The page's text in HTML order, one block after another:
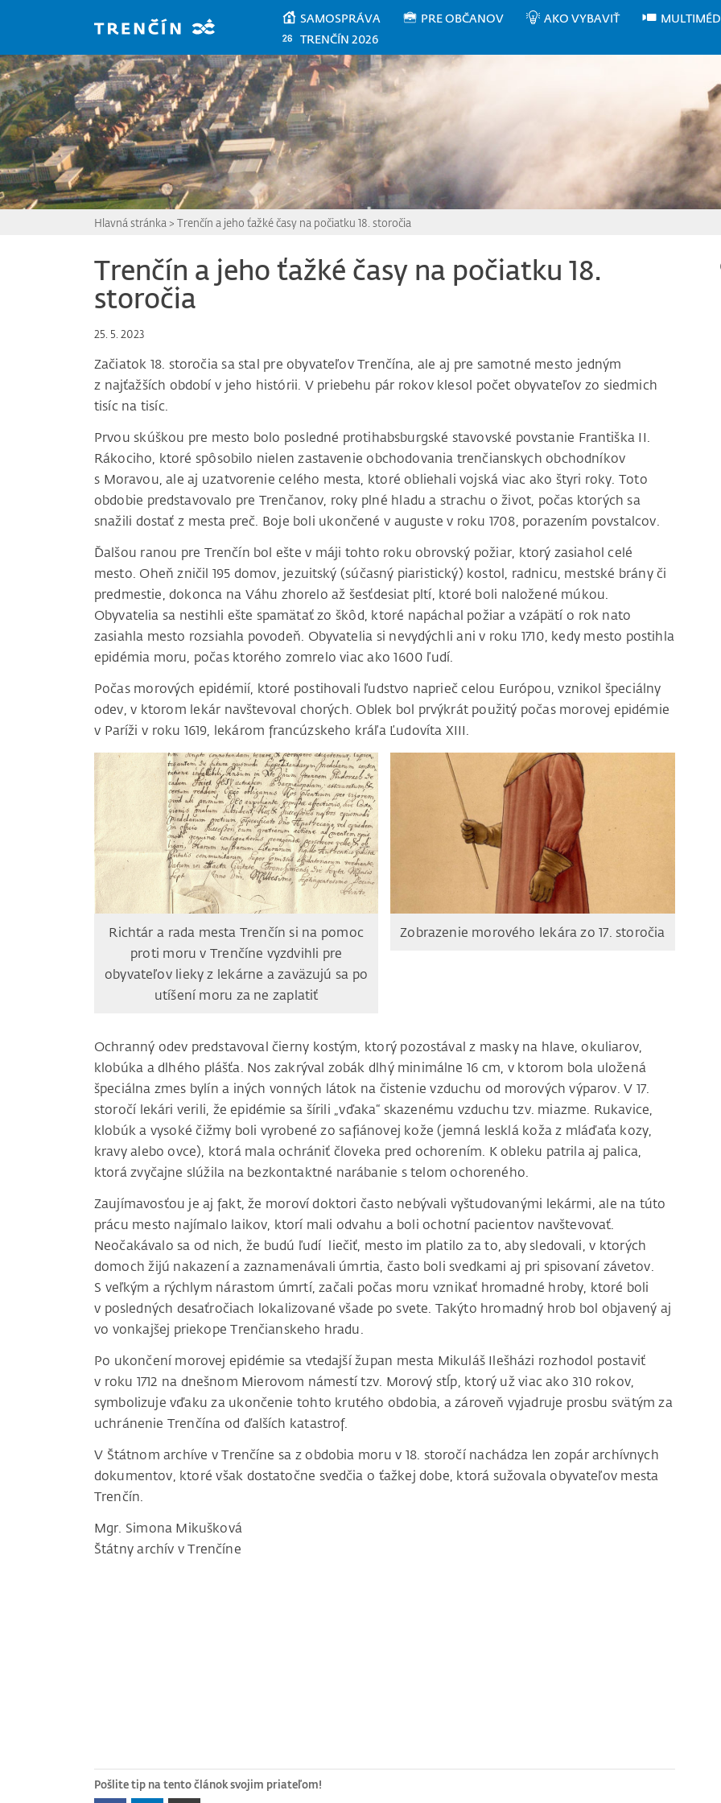
SAMOSPRÁVA PRE OBČANOV AKO VYBAVIŤ
TRENČÍN 2026
Hlavná stránka > Trenčín a jeho ťažké časy na počiatku 18. storočia
Trenčín a jeho ťažké časy na počiatku 18.
storočia
25. 5. 2023
Začiatok 18. storočia sa stal pre obyvateľov Trenčína, ale aj pre samotné mesto jedným
z najťažších období v jeho histórii. V priebehu pár rokov klesol počet obyvateľov zo siedmich
tisíc na tisíc.
Prvou skúškou pre mesto bolo posledné protihabsburgské stavovské povstanie Františka II.
Rákociho, ktoré spôsobilo nielen zastavenie obchodovania trenčianskych obchodníkov
s Moravou, ale aj uzatvorenie celého mesta, ktoré obliehali vojská viac ako štyri roky. Toto
obdobie predstavovalo pre Trenčanov, roky plné hladu a strachu o život, počas ktorých sa
snažili dostať z mesta preč. Boje boli ukončené v auguste v roku 1708, porazením povstalcov.
Ďalšou ranou pre Trenčín bol ešte v máji tohto roku obrovský požiar, ktorý zasiahol celé
mesto. Oheň zničil 195 domov, jezuitský (súčasný piaristický) kostol, radnicu, mestské brány či
predmestie, dokonca na Váhu zhorelo až šesťdesiat pltí, ktoré boli naložené múkou.
Obyvatelia sa nestihli ešte spamätať zo škôd, ktoré napáchal požiar a vzápätí o rok nato
zasiahla mesto rozsiahla povodeň. Obyvatelia si nevydýchli ani v roku 1710, kedy mesto postihla
epidémia moru, počas ktorého zomrelo viac ako 1600 ľudí.
Počas morových epidémií, ktoré postihovali ľudstvo naprieč celou Európou, vznikol špeciálny
odev, v ktorom lekár navštevoval chorých. Oblek bol prvýkrát použitý počas morovej epidémie
v Paríži v roku 1619, lekárom francúzskeho kráľa Ľudovíta XIII.
Richtár a rada mesta Trenčín si na pomoc
proti moru v Trenčíne vyzdvihli pre
obyvateľov lieky z lekárne a zaväzujú sa po
utíšení moru za ne zaplatiť
Zobrazenie morového lekára zo 17. storočia
Ochranný odev predstavoval čierny kostým, ktorý pozostával z masky na hlave, okuliarov,
klobúka a dlhého plášťa. Nos zakrýval zobák dlhý minimálne 16 cm, v ktorom bola uložená
špeciálna zmes bylín a iných vonných látok na čistenie vzduchu od morových výparov. V 17.
storočí lekári verili, že epidémie sa šírili „vďaka“ skazenému vzduchu tzv. miazme. Rukavice,
klobúk a vysoké čižmy boli vyrobené zo safiánovej kože (jemná lesklá koža z mláďaťa kozy,
kravy alebo ovce), ktorá mala ochrániť človeka pred ochorením. K obleku patrila aj palica,
ktorá zvyčajne slúžila na bezkontaktné narábanie s telom ochoreného.
Zaujímavosťou je aj fakt, že moroví doktori často nebývali vyštudovanými lekármi, ale na túto
prácu mesto najímalo laikov, ktorí mali odvahu a boli ochotní pacientov navštevovať.
Neočakávalo sa od nich, že budú ľudí liečiť, mesto im platilo za to, aby sledovali, v ktorých
domoch žijú nakazení a zaznamenávali úmrtia, často boli svedkami aj pri spisovaní závetov.
S veľkým a rýchlym nárastom úmrtí, začali počas moru vznikať hromadné hroby, ktoré boli
v posledných desaťročiach lokalizované všade po svete. Takýto hromadný hrob bol objavený aj
vo vonkajšej priekope Trenčianskeho hradu.
Po ukončení morovej epidémie sa vtedajší župan mesta Mikuláš Ilešházi rozhodol postaviť
v roku 1712 na dnešnom Mierovom námestí tzv. Morový stĺp, ktorý už viac ako 310 rokov,
symbolizuje vďaku za ukončenie tohto krutého obdobia, a zároveň vyjadruje prosbu svätým za
uchránenie Trenčína od ďalších katastrof.
V Štátnom archíve v Trenčíne sa z obdobia moru v 18. storočí nachádza len zopár archívnych
dokumentov, ktoré však dostatočne svedčia o ťažkej dobe, ktorá sužovala obyvateľov mesta
Trenčín.
Mgr. Simona Mikušková
Štátny archív v Trenčíne
Pošlite tip na tento článok svojim priateľom!